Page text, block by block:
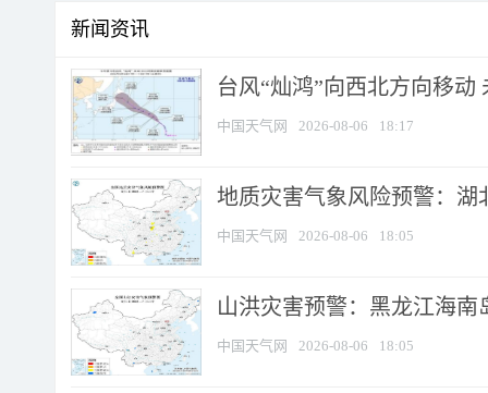
新闻资讯
台风“灿鸿”向西北方向移动
中国天气网 2026-08-06 18:17
地质灾害气象风险预警：湖
中国天气网 2026-08-06 18:05
山洪灾害预警：黑龙江海
中国天气网 2026-08-06 18:05